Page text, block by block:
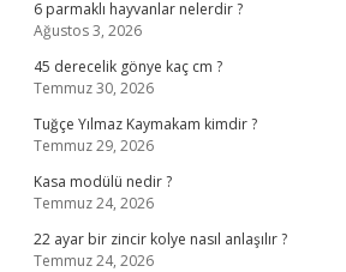
6 parmaklı hayvanlar nelerdir ?
Ağustos 3, 2026
45 derecelik gönye kaç cm ?
Temmuz 30, 2026
Tuğçe Yılmaz Kaymakam kimdir ?
Temmuz 29, 2026
Kasa modülü nedir ?
Temmuz 24, 2026
22 ayar bir zincir kolye nasıl anlaşılır ?
Temmuz 24, 2026